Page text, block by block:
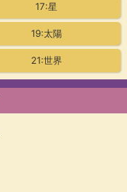
17:星
19:太陽
21:世界